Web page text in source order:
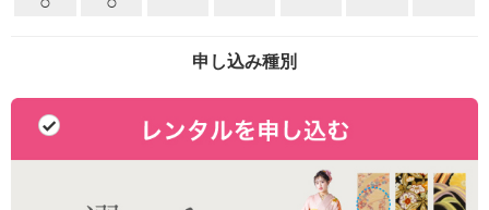
申し込み種別